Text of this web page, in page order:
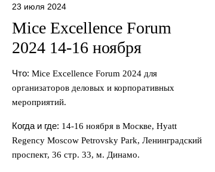
23 июля 2024
Mice Excellence Forum
2024 14-16 ноября
Что: Mice Excellence Forum 2024 для
организаторов деловых и корпоративных
мероприятий.
Когда и где: 14-16 ноября в Москве, Hyatt
Regency Moscow Petrovsky Park, Ленинградский
проспект, 36 стр. 33, м. Динамо.